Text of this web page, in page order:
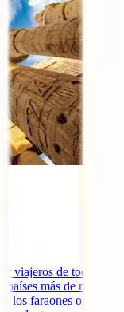
viajeros de todo el
más de moda
los faraones ofrece